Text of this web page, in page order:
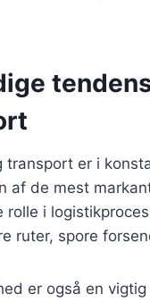
transport er i
af de mest
rolle i
ruter, spore
er også en